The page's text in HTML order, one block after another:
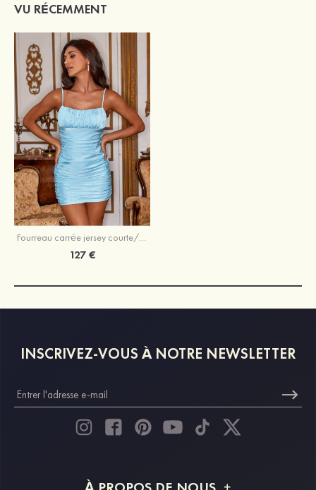
VU RÉCEMMENT
Fourreau carrée jersey courte/mini robe de bal
127 €
INSCRIVEZ-VOUS À NOTRE NEWSLETTER